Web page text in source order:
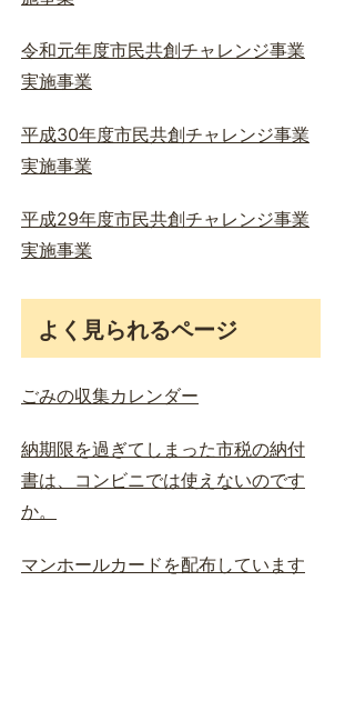
令和元年度市民共創チャレンジ事業
実施事業
平成30年度市民共創チャレンジ事業
実施事業
平成29年度市民共創チャレンジ事業
実施事業
よく見られるページ
ごみの収集カレンダー
納期限を過ぎてしまった市税の納付
書は、コンビニでは使えないのです
か。
マンホールカードを配布しています